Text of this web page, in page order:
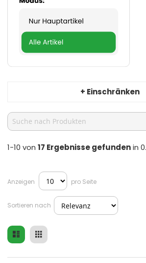
+ Einschränken
1-10 von 17 Ergebnisse gefundenin
Anzeigen pro Seite
Sortieren nach
Ansicht
Liste Raster